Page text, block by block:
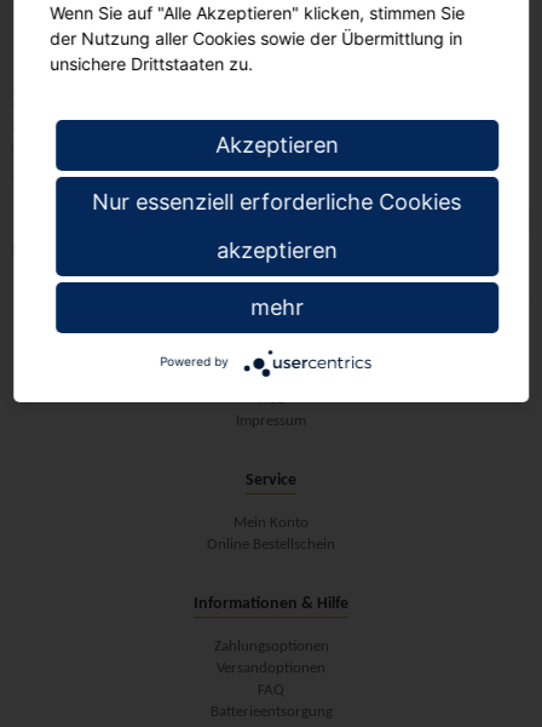
(0 Artikel)
Alle Produkte anzeigen
Tepper-Schulbedarf
Datenschutz
AGB
Impressum
Service
Mein Konto
Online Bestellschein
Informationen & Hilfe
Zahlungsoptionen
Versandoptionen
FAQ
Batterieentsorgung
Wenn Sie auf "Alle Akzeptieren" klicken, stimmen Sie
der Nutzung aller Cookies sowie der Übermittlung in
unsichere Drittstaaten zu.
Akzeptieren
Nur essenziell erforderliche Cookies
akzeptieren
mehr
Powered by